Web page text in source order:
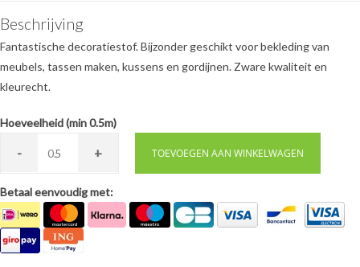
Beschrijving
Fantastische decoratiestof. Bijzonder geschikt voor bekleding van
meubels, tassen maken, kussens en gordijnen. Zware kwaliteit en
kleurecht.
Hoeveelheid (min 0.5m)
- 0. + TOEVOEGEN AAN WINKELWAGEN
Betaal eenvoudig met: